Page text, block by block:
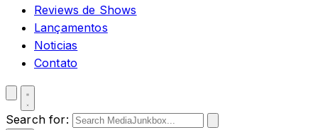
Reviews de Shows
Lançamentos
Noticias
Contato
Search for: